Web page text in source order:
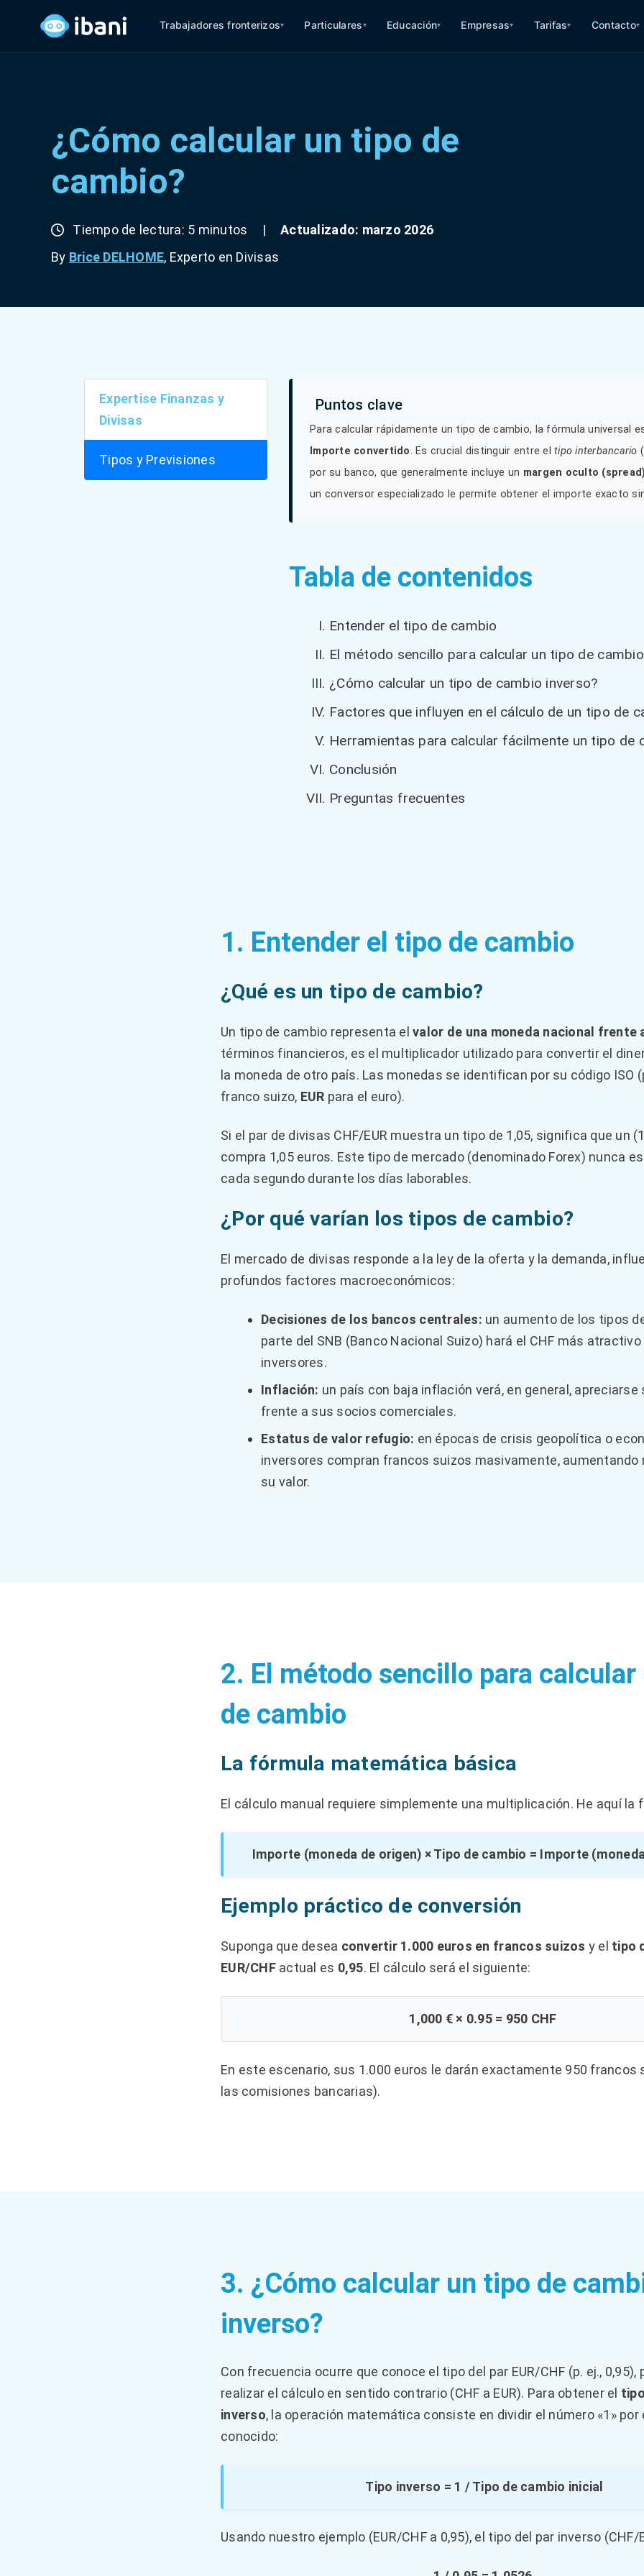
Trabajadores fronterizos▾ Particulares▾ Educación▾ Empresas▾ Tarifas▾ Contacto▾
¿Cómo calcular un tipo de
cambio?
Tiempo de lectura: 5 minutos |
Actualizado: marzo 2026
By Brice DELHOME, Experto en Divisas
Expertise Finanzas y
Divisas
Tipos y Previsiones
Puntos clave
Para calcular rápidamente un tipo de cambio, la fórmula universal
Importe convertido. Es crucial distinguir entre eltipo interbancario
por su banco, que generalmente incluye un margen oculto (spread)
un conversor especializado le permite obtener el importe exacto
Tabla de contenidos
Entender el tipo de cambio
El método sencillo para calcular un tipo de cambio
¿Cómo calcular un tipo de cambio inverso?
Factores que influyen en el cálculo de un tipo de
Herramientas para calcular fácilmente un tipo de
Conclusión
Preguntas frecuentes
1. Entender el tipo de cambio
¿Qué es un tipo de cambio?
Un tipo de cambio representa elvalor de una moneda nacional frente
términos financieros, es el multiplicador utilizado para convertir el
la moneda de otro país. Las monedas se identifican por su código ISO
franco suizo, EUR para el euro).
Si el par de divisas CHF/EUR muestra un tipo de 1,05, significa que un
compra 1,05 euros. Este tipo de mercado (denominado Forex) nunca
cada segundo durante los días laborables.
¿Por qué varían los tipos de cambio?
El mercado de divisas responde a la ley de la oferta y la demanda,
profundos factores macroeconómicos:
Decisiones de los bancos centrales: un aumento de los tipos
parte del SNB (Banco Nacional Suizo) hará el CHF más atractivo
inversores.
Inflación: un país con baja inflación verá, en general, apreciarse
frente a sus socios comerciales.
Estatus de valor refugio: en épocas de crisis geopolítica o
inversores compran francos suizos masivamente, aumentando
su valor.
2. El método sencillo para
de cambio
La fórmula matemática básica
El cálculo manual requiere simplemente una multiplicación. He aquí la
Importe (moneda de origen) × Tipo de cambio = Importe
Ejemplo práctico de conversión
Suponga que desea convertir 1.000 euros en francos suizos y el tipo
EUR/CHFactual es 0,95. El cálculo será el siguiente:
1,000 € × 0.95 = 950 CHF
En este escenario, sus 1.000 euros le darán exactamente 950 francos
las comisiones bancarias).
3. ¿Cómo calcular un tipo de
inverso?
Con frecuencia ocurre que conoce el tipo del par EUR/CHF (p. ej., 0,95),
realizar el cálculo en sentido contrario (CHF a EUR). Para obtener el
inverso, la operación matemática consiste en dividir el número «1»
conocido:
Tipo inverso = 1 / Tipo de cambio inicial
Usando nuestro ejemplo (EUR/CHF a 0,95), el tipo del par inverso (CHF/